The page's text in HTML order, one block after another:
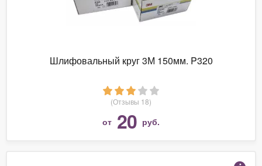
Шлифовальный круг 3М 150мм. P320
(Отзывы 18)
от 20 руб.